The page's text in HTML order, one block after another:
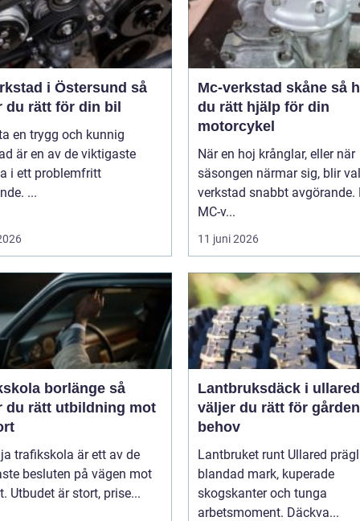
i Östersund så
du rätt för din bil
en trygg och kunnig
är en av de viktigaste
i ett problemfritt
...
Mc-verkstad skåne så hittar
du rätt hjälp för din
motorcykel
När en hoj krånglar, eller när
säsongen närmar sig, blir
verkstad snabbt avgörande.
MC-v...
11 juni 2026
borlänge så
du rätt utbildning mot
trafikskola är ett av de
besluten på vägen mot
Utbudet är stort, prise...
Lantbruksdäck i ullared
väljer du rätt för
behov
Lantbruket runt Ullared
blandad mark, kuperade
skogskanter och tunga
arbetsmoment. Däckva...